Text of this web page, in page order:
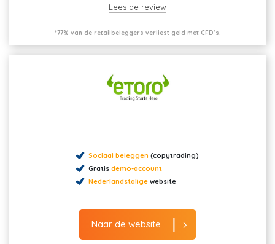
Lees de review
*77% van de retailbeleggers verliest geld met CFD’s.
Sociaal beleggen (copytrading)
Gratis demo-account
Nederlandstalige website
Naar de website